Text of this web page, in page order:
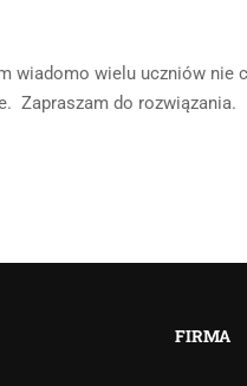
wiadomo wielu uczniów nie
Zapraszam do rozwiązania.
FIRMA